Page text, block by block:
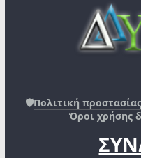
🛡️Πολιτική
Όροι χρήσης